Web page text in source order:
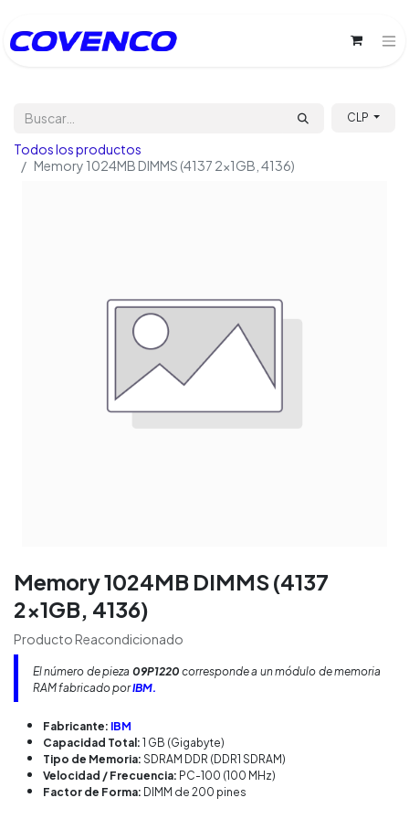
CLP
Todos los productos
Memory 1024MB DIMMS (4137 2x1GB, 4136)
Memory 1024MB DIMMS (4137
2x1GB, 4136)
Producto Reacondicionado
El número de pieza 09P1220 corresponde a un módulo de memoria
RAM fabricado porIBM.
Fabricante: IBM
Capacidad Total: 1 GB (Gigabyte)
Tipo de Memoria: SDRAM DDR (DDR1 SDRAM)
Velocidad / Frecuencia: PC-100 (100 MHz)
Factor de Forma: DIMM de 200 pines